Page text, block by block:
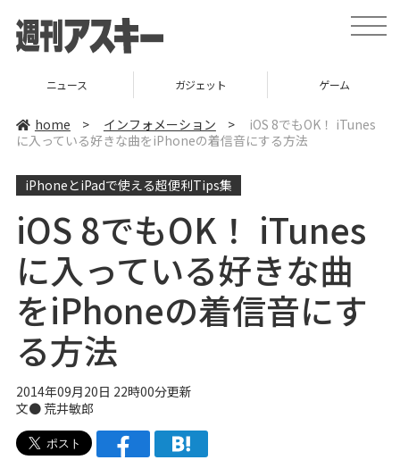
t
o
v
ニュース ガジェット ゲーム
home > インフォメーション >
iOS 8でもOK！ iTunes
に入っている好きな曲をiPhoneの着信音にする方法
iPhoneとiPadで使える超便利Tips集
iOS 8でもOK！ iTunes
に入っている好きな曲
をiPhoneの着信音にす
る方法
2014年09月20日 22時00分更新
文● 荒井敏郎